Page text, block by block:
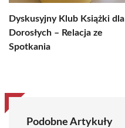
Dyskusyjny Klub Książki dla
Dorosłych – Relacja ze
Spotkania
Podobne Artykuły